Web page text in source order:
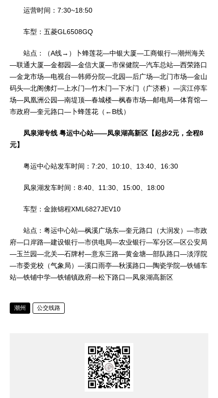
运营时间：7:30~18:50
车型：五菱GL6508GQ
站点：（A线→）卜蜂莲花—中银大厦—工商银行—潮州海关
—联通大厦—金都园—金信大厦—市保健院—汽车总站—西荣路口
—金龙市场—电视台—韩师分院—北园—后广场—北门市场—金山
码头—北阁佛灯—上水门—竹木门—下水门（广济桥）—滨江停车
场—凤凰洲公园—南堤顶—春城楼—枫春市场—邮电局—体育馆—
市政府—奎元路口—卜蜂莲花（←B线）
凤泉湖专线 粤运中心站——凤泉湖高新区【起步2元，全程8
元】
粤运中心站发车时间：7:20、10:10、13:40、16:30
凤泉湖发车时间：8:40、11:30、15:00、18:00
车型：金旅锦程XML6827JEV10
站点：粤运中心站—枫溪广场东—奎元路口（大润发）—市政
府—口岸路—建设银行—市供电局—农业银行—军分区—区公安局
—玉兰园—北关—石牌村—意东三路—黄金塘—部队路口—淡浮院
—市委党校（气象局）—溪口雨亭—秋溪路口—陶瓷学院—铁铺车
站—铁铺中学—铁铺镇政府—松下路口—凤泉湖高新区
潮州 公交线路